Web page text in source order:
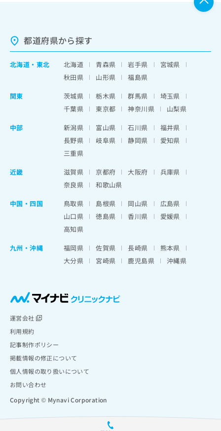
都道府県から探す
北海道 ・ 東北 北海道 青森県 岩手県
宮城県
秋田県
山形県
福島県
関東
茨城県 栃木県 群馬県
埼玉県
千葉県
東京都 神奈川県
山梨県
中部
新潟県 富山県 石川県
福井県
長野県
岐阜県 静岡県
愛知県
三重県
近畿
滋賀県 京都府 大阪府
兵庫県
奈良県
和歌山県
中国・四国
鳥取県 島根県 岡山県
広島県
山口県
徳島県 香川県
愛媛県
高知県
九州・沖縄
福岡県 佐賀県 長崎県
熊本県
大分県
宮崎県 鹿児島県 沖縄県
運営会社
利用規約
記事制作ポリシー
掲載情報の修正について
個人情報の取り扱いについて
お問い合わせ
Copyright © Mynavi Corporation